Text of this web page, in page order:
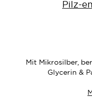
Pilz-
Mit Mikrosilber,
Glycerin &